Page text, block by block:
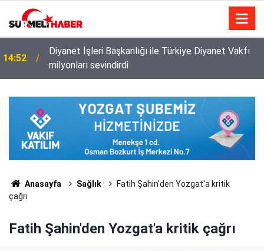
14:52
Diyanet İşleri Başkanlığı ile Türkiye Diyanet Vakfı
milyonları sevindirdi
Anasayfa Sağlık
Fatih Şahin'den Yozgat'a kritik
çağrı
Fatih Şahin'den Yozgat'a kritik çağrı